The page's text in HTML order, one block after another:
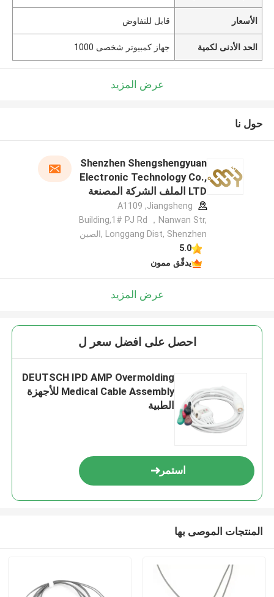
الأسعار قابل للتفاوض
الحد الأدنى لكمية جهاز كمبيوتر شخصى 1000
عرض المزيد
حول نا
Shenzhen Shengshengyuan
Electronic Technology Co.,
LTD الملف الشركة المصنعة
A1109 ,Jiangsheng
Building,1# PJ Rd ，Nanwan Str,
Longgang Dist, Shenzhen ,الصين
5.0
يدقّق ممون
عرض المزيد
احصل على افضل سعر ل
DEUTSCH IPD AMP Overmolding
Medical Cable Assembly للأجهزة
الطبية
استمر
المنتجات الموصى بها